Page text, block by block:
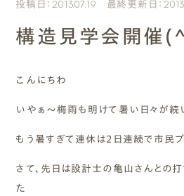
エムズのこと
0120-
まずは相談する[無料]
投稿日：2013.07.19 最終更新日：
構造見学会開催
こんにちわ
いやぁ～梅雨も明けて暑い日々が続
もう暑すぎて連休は２日連続で市民
さて、先日は設計士の亀山さんとの
た